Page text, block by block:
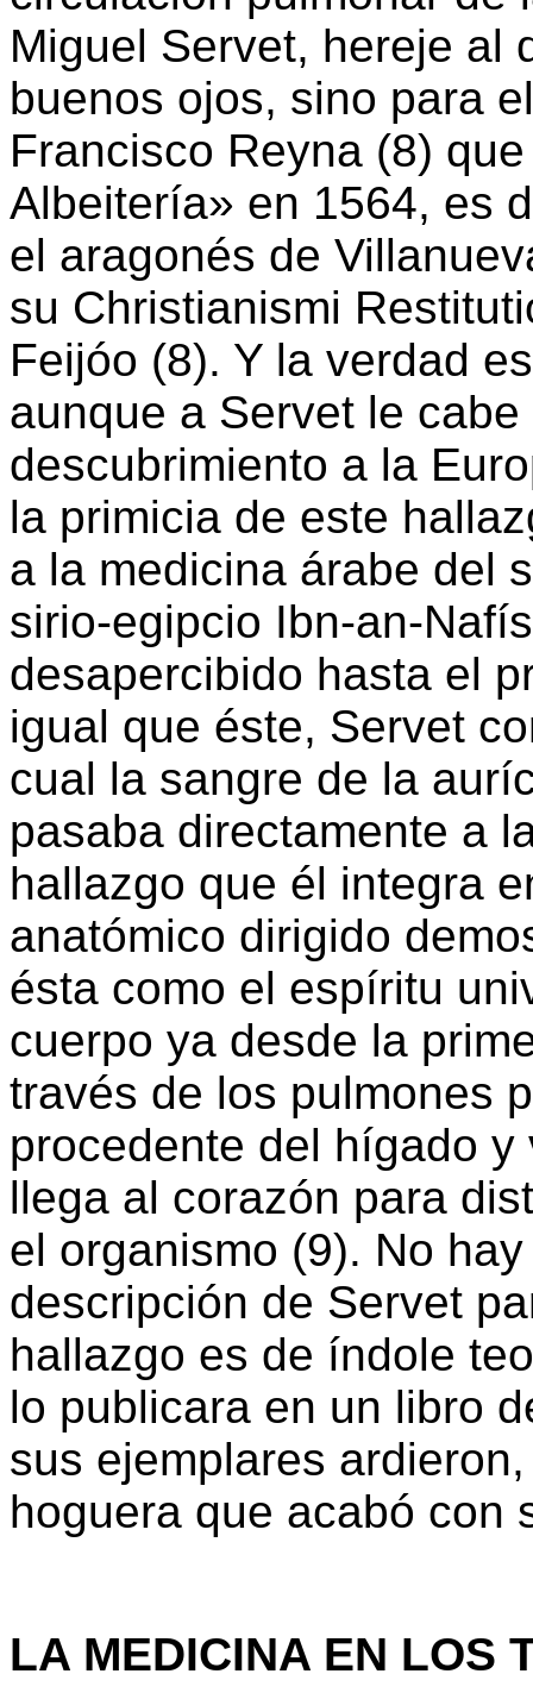
Miguel Servet, hereje al
buenos ojos, sino para
Francisco Reyna (8)
Albeitería» en 1564, es
el aragonés de
su Christianismi
Feijóo (8). Y la verdad
aunque a Servet le
descubrimiento a la
la primicia de este
a la medicina árabe del
sirio-egipcio Ibn-an-
desapercibido hasta el
igual que éste, Servet
cual la sangre de la
pasaba directamente a
hallazgo que él integra
anatómico dirigido
ésta como el espíritu
cuerpo ya desde la
través de los pulmones
procedente del hígado
llega al corazón para
el organismo (9). No
descripción de Servet
hallazgo es de índole
lo publicara en un libro
sus ejemplares
hoguera que acabó con
LA MEDICINA EN LOS